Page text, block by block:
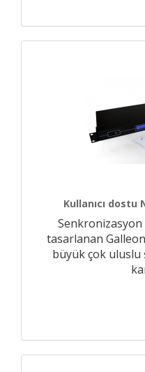
Kullanıcı dostu
Senkronizasyon
tasarlanan
büyük çok uluslu